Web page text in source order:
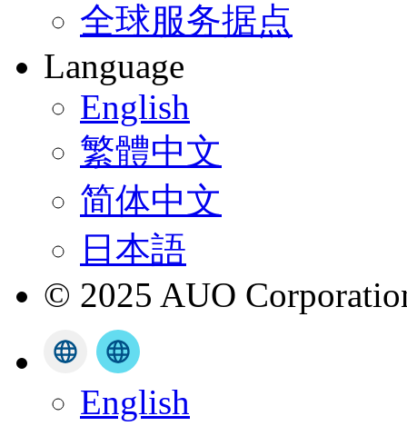
全球服务据点
Language
English
繁體中文
简体中文
日本語
© 2025 AUO
English